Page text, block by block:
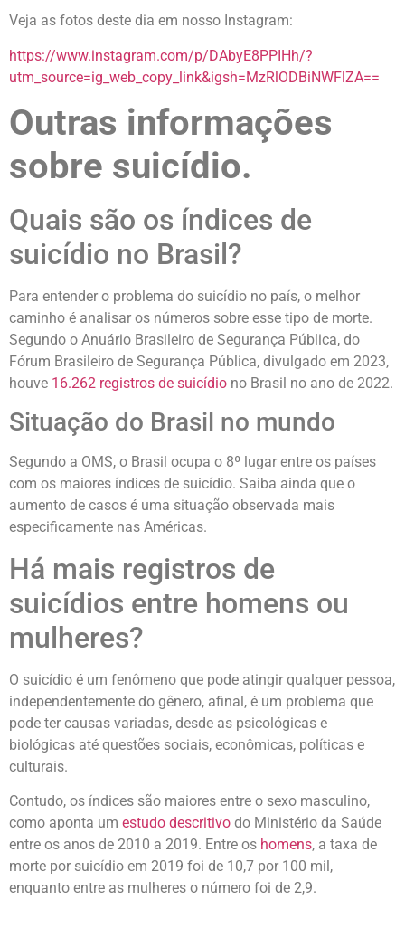
Veja as fotos deste dia em nosso Instagram:
https://www.instagram.com/p/DAbyE8PPIHh/?
utm_source=ig_web_copy_link&igsh=MzRlODBiNWFlZA==
Outras informações
sobre suicídio.
Quais são os índices de
suicídio no Brasil?
Para entender o problema do suicídio no país, o melhor
caminho é analisar os números sobre esse tipo de morte.
Segundo o Anuário Brasileiro de Segurança Pública, do
Fórum Brasileiro de Segurança Pública, divulgado em 2023,
houve 16.262 registros de suicídio no Brasil no ano de 2022.
Situação do Brasil no mundo
Segundo a OMS, o Brasil ocupa o 8º lugar entre os países
com os maiores índices de suicídio. Saiba ainda que o
aumento de casos é uma situação observada mais
especificamente nas Américas.
Há mais registros de
suicídios entre homens ou
mulheres?
O suicídio é um fenômeno que pode atingir qualquer pessoa,
independentemente do gênero, afinal, é um problema que
pode ter causas variadas, desde as psicológicas e
biológicas até questões sociais, econômicas, políticas e
culturais.
Contudo, os índices são maiores entre o sexo masculino,
como aponta um estudo descritivo do Ministério da Saúde
entre os anos de 2010 a 2019. Entre os homens, a taxa de
morte por suicídio em 2019 foi de 10,7 por 100 mil,
enquanto entre as mulheres o número foi de 2,9.